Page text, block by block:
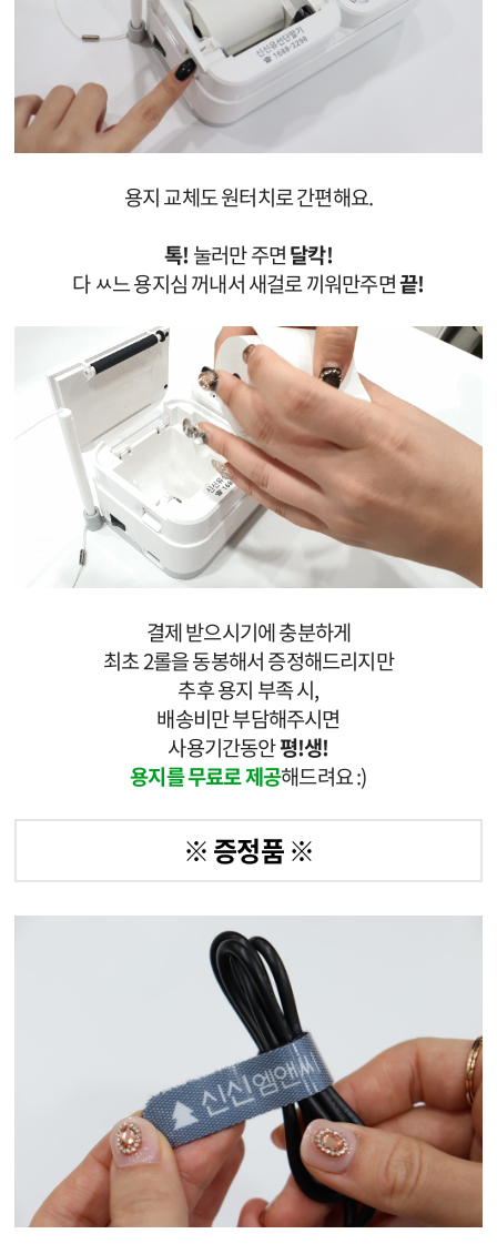
용지 교체도 원터치로 간편해요.
톡! 눌러만 주면달칵!
다 ㅆ느 용지심 꺼내서 새걸로 끼워만주면끝!
결제 받으시기에 충분하게
최초 2롤을 동봉해서 증정해드리지만
추후 용지 부족 시,
배송비만 부담해주시면
사용기간동안평!생!
용지를 무료로 제공해드려요 :)
※ 증정품 ※